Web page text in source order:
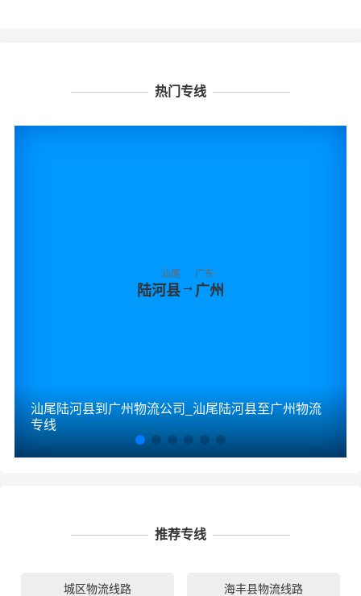
热门专线
汕尾
陆河县→
广东
广州
汕尾陆河县到广州物流公司_汕尾陆河县至广州物流
专线
推荐专线
城区物流线路 海丰县物流线路